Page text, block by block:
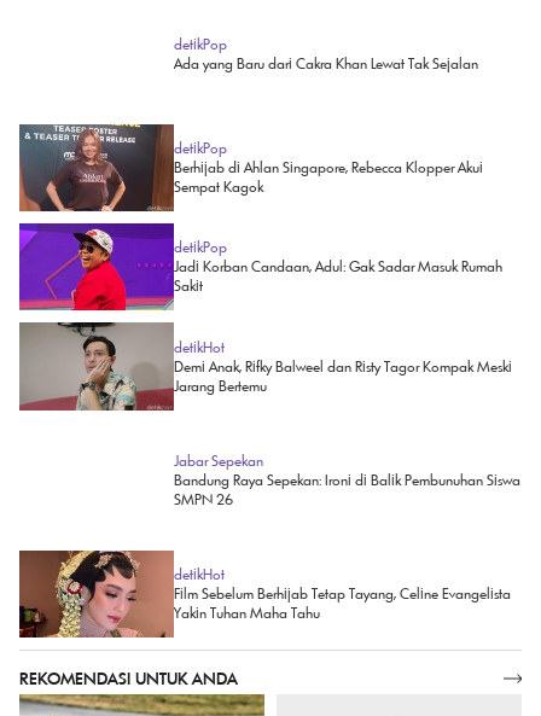
detikPop
Ada yang Baru dari Cakra Khan Lewat Tak Sejalan
detikPop
Berhijab di Ahlan Singapore, Rebecca Klopper Akui
Sempat Kagok
detikPop
Jadi Korban Candaan, Adul: Gak Sadar Masuk Rumah
Sakit
detikHot
Demi Anak, Rifky Balweel dan Risty Tagor Kompak Meski
Jarang Bertemu
Jabar Sepekan
Bandung Raya Sepekan: Ironi di Balik Pembunuhan Siswa
SMPN 26
detikHot
Film Sebelum Berhijab Tetap Tayang, Celine Evangelista
Yakin Tuhan Maha Tahu
REKOMENDASI UNTUK ANDA